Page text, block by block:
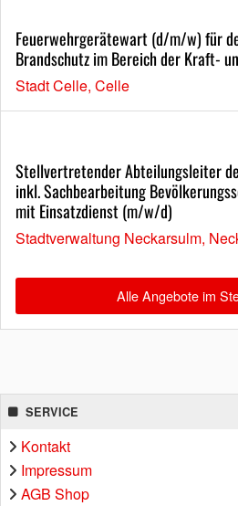
Feuerwehrgerätewart (d/m/w) für
Brandschutz im Bereich der Kraft-
Stadt Celle, Celle
Stellvertretender Abteilungsleiter
inkl. Sachbearbeitung
mit Einsatzdienst (m/w/d)
Stadtverwaltung Neckarsulm,
Alle Angebote im
SERVICE
Kontakt
Impressum
AGB Shop